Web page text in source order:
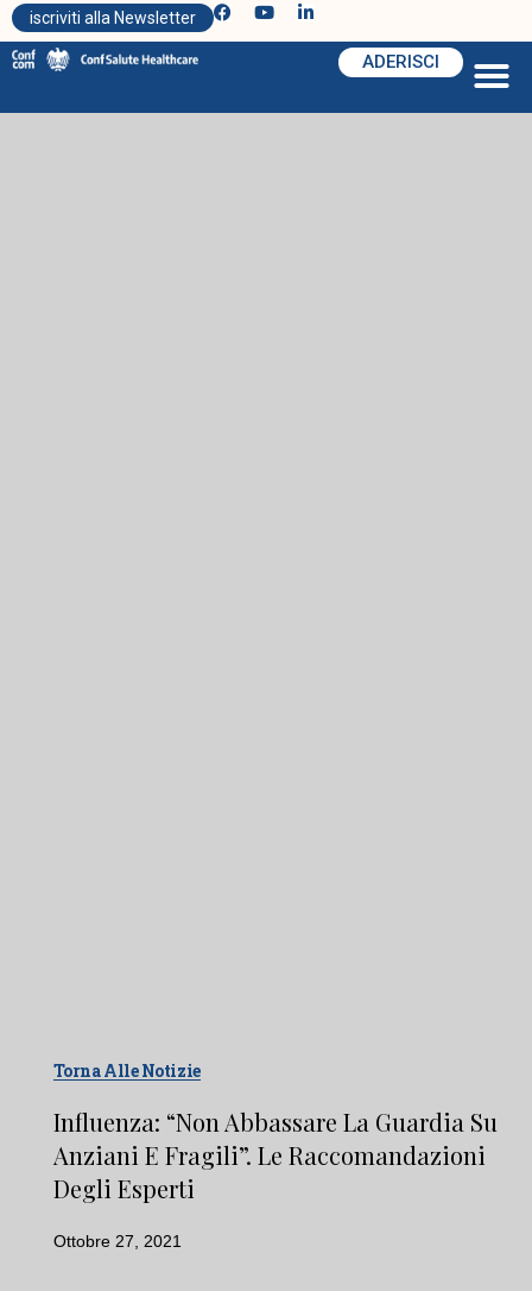
iscriviti alla Newsletter
ADERISCI
Torna Alle Notizie
Influenza: “Non Abbassare La Guardia Su
Anziani E Fragili”. Le Raccomandazioni
Degli Esperti
Ottobre 27, 2021